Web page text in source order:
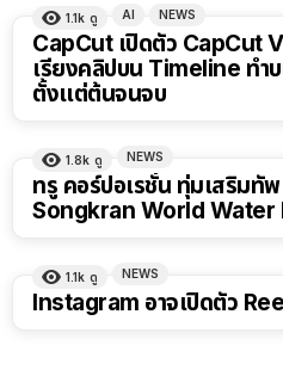
1.1k ดู AI NEWS
CapCut เปิดตัว CapCut
เรียงคลิปบน Timeline ทำ
ตั้งแต่ต้นจนจบ
1.8k ดู NEWS
ทรู คอร์ปอเรชั่น ทุ่มเสริมทั
Songkran World Water
1.1k ดู NEWS
Instagram อาจเปิดตัว